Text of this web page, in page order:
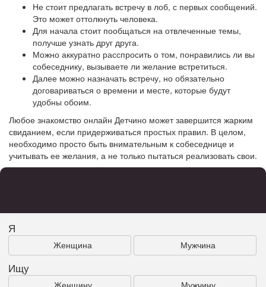
Не стоит предлагать встречу в лоб, с первых сообщений.
Это может оттолкнуть человека.
Для начала стоит пообщаться на отвлеченные темы,
получше узнать друг друга.
Можно аккуратно расспросить о том, понравились ли вы
собеседнику, вызываете ли желание встретиться.
Далее можно назначать встречу, но обязательно
договариваться о времени и месте, которые будут
удобны обоим.
Любое знакомство онлайн Детчино может завершится жарким
свиданием, если придерживаться простых правил. В целом,
необходимо просто быть внимательным к собеседнице и
учитывать ее желания, а не только пытаться реализовать свои.
Я
Женщина Мужчина
Ищу